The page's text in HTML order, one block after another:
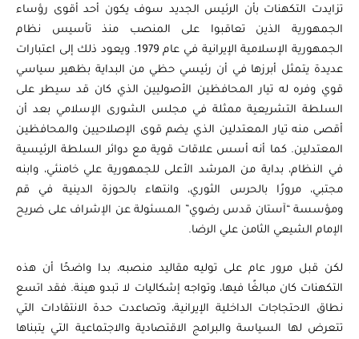
تزايدت التكهنات بأن الرئيس الجديد سوف يكون أحد أقوى رؤساء
الجمهورية الذين تعاقبوا على المنصب منذ تأسيس نظام
الجمهورية الإسلامية الإيرانية في عام 1979. ويعود ذلك إلى اعتبارات
عديدة يتمثل أبرزها في أن رئيسي حظي من البداية بظهير سياسي
قوي وفره له تيار المحافظين الأصوليين الذي كان قد سيطر على
السلطة التشريعية ممثلة في مجلس الشورى الإسلامي بعد أن
أقصى منه تيار المعتدلين الذي يضم قوى الإصلاحيين والمحافظين
المعتدلين. كما أنه أسس علاقات قوية مع دوائر السلطة الرئيسية
في النظام، بداية من المرشد الأعلى للجمهورية علي خامنئي، وابنه
مجتبي، مرورًا بالحرس الثوري، وانتهاء بالحوزة الدينية في قم
ومؤسسة “آستان قدس رضوي” المسئولة عن الإشراف على ضريح
الإمام الشيعي الثامن علي الرضا.
لكن قبل مرور عام على توليه مقاليد منصبه، بدا واضحًا أن هذه
التكهنات كان مبالغًا فيها، وتواجه إشكاليات لا تبدو هينة. فقد اتسع
نطاق الاحتجاجات الداخلية الإيرانية، وتصاعدت حدة الانتقادات التي
تتعرض لها السياسة والبرامج الاقتصادية والاجتماعية التي يتبناها